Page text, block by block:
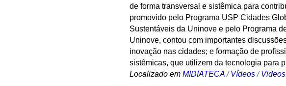
de forma transversal e sistêmica para
promovido pelo Programa USP Cidades
Sustentáveis da Uninove e pelo Programa
Uninove, contou com importantes
inovação nas cidades; e formação de
sistêmicas, que utilizem da tecnologia para
Localizado em MIDIATECA /Vídeos /